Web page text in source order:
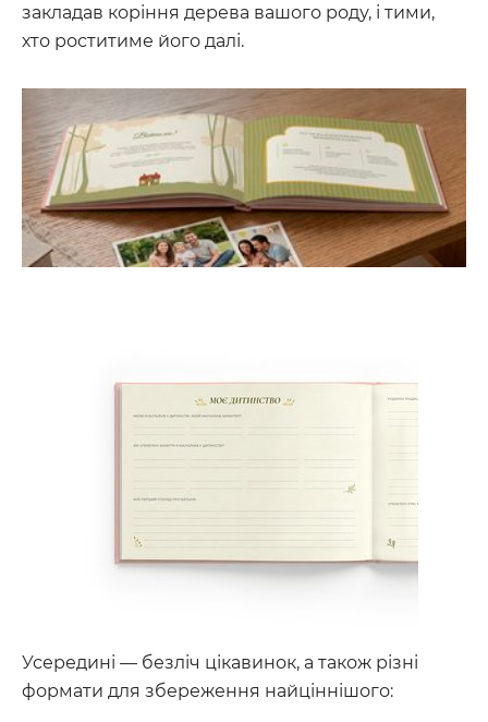
закладав коріння дерева вашого роду, і тими,
хто роститиме його далі.
Усередині — безліч цікавинок, а також різні
формати для збереження найціннішого: